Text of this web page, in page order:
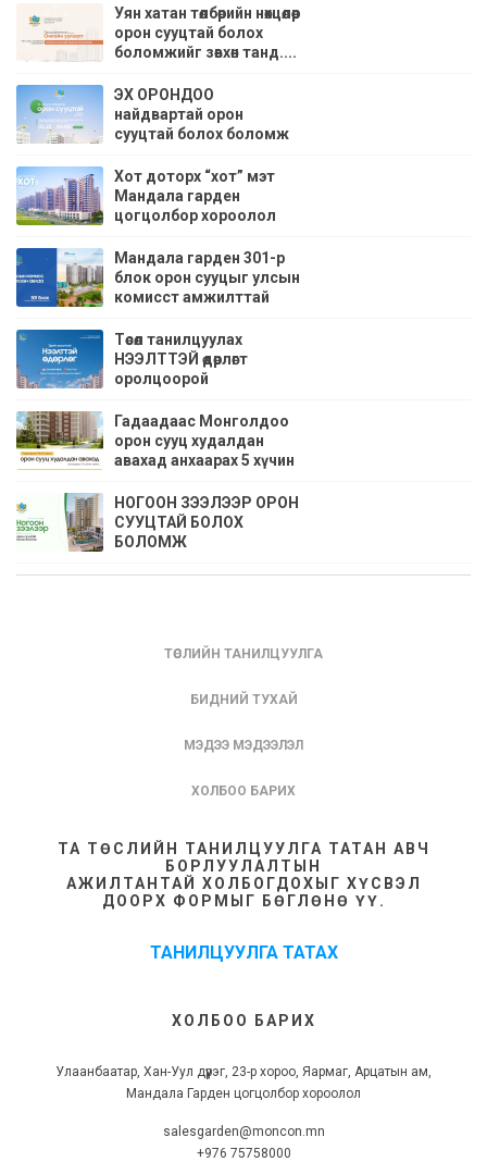
байна.
Уян хатан төлбөрийн нөхцөлөөр
орон сууцтай болох
боломжийг зөвхөн танд....
ЭХ ОРОНДОО
найдвартай орон
сууцтай болох боломж
Хот доторх “хот” мэт
Мандала гарден
цогцолбор хороолол
Мандала гарден 301-р
блок орон сууцыг улсын
комисст амжилттай
Төсөл танилцуулах
НЭЭЛТТЭЙ өдөрлөгт
оролцоорой
Гадаадаас Монголдоо
орон сууц худалдан
авахад анхаарах 5 хүчин
НОГООН ЗЭЭЛЭЭР ОРОН
СУУЦТАЙ БОЛОХ
БОЛОМЖ
ТӨСЛИЙН ТАНИЛЦУУЛГА
БИДНИЙ ТУХАЙ
МЭДЭЭ МЭДЭЭЛЭЛ
ХОЛБОО БАРИХ
ТА ТӨСЛИЙН ТАНИЛЦУУЛГА ТАТАН АВЧ
БОРЛУУЛАЛТЫН
АЖИЛТАНТАЙ ХОЛБОГДОХЫГ ХҮСВЭЛ
ДООРХ ФОРМЫГ БӨГЛӨНӨ ҮҮ.
ТАНИЛЦУУЛГА ТАТАХ
ХОЛБОО БАРИХ
Улаанбаатар, Хан-Уул дүүрэг, 23-р хороо, Яармаг, Арцатын ам,
Мандала Гарден цогцолбор хороолол
salesgarden@moncon.mn
+976 75758000